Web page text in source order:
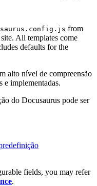
from
All templates come
defaults for the
alto nível de compreensão
e implementadas.
do Docusaurus pode ser
fields, you may refer
.